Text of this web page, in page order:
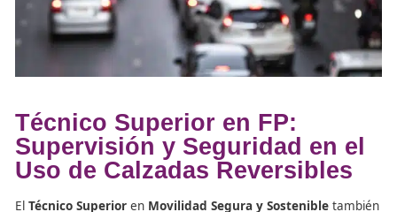
Además, deben ser capaces de coordinarse con los
señalización para informar a los conductores de los
tiempo real.